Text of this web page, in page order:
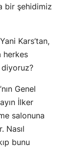
bir şehidimiz
Kars’tan,
herkes
diyoruz?
Genel
İlker
salonuna
Nasıl
bunu